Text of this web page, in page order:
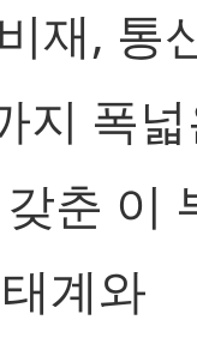
재, 통
지 폭
춘 이
계와